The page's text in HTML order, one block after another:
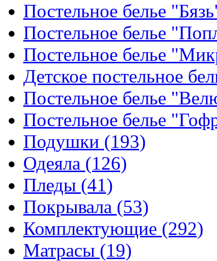
Постельное белье
Постельное белье
Постельное белье
Детское постельное
Постельное белье
Постельное белье
Подушки (193)
Одеяла (126)
Пледы (41)
Покрывала (53)
Комплектующие (292)
Матрасы (19)